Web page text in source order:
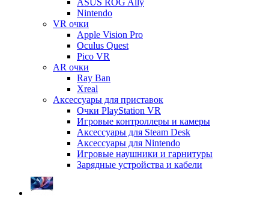
ASUS ROG Ally
Nintendo
VR очки
Apple Vision Pro
Oculus Quest
Pico VR
AR очки
Ray Ban
Xreal
Аксессуары для приставок
Очки PlayStation VR
Игровые контроллеры и камеры
Аксессуары для Steam Desk
Аксессуары для Nintendo
Игровые наушники и гарнитуры
Зарядные устройства и кабели